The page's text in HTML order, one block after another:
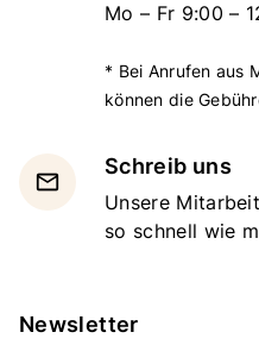
Mo – Fr 9:00 –
* Bei Anrufen aus
können die
email
Schreib uns
Unsere
so schnell wie
Newsletter